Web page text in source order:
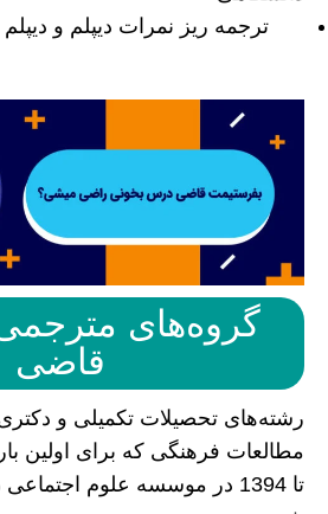
ترجمه ریز نمرات دیپلم و دیپلم
گروه‌های
قاضی
رشته‌های تحصیلات تکمیلی و
تا 1394 در موسسه علوم